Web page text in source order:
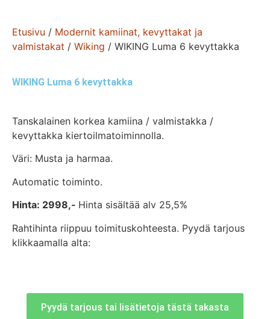
Etusivu / Modernit kamiinat, kevyttakat ja
valmistakat / Wiking / WIKING Luma 6 kevyttakka
WIKING Luma 6 kevyttakka
Tanskalainen korkea kamiina / valmistakka /
kevyttakka kiertoilmatoiminnolla.
Väri: Musta ja harmaa.
Automatic toiminto.
Hinta: 2998,- Hinta sisältää alv 25,5%
Rahtihinta riippuu toimituskohteesta. Pyydä tarjous
klikkaamalla alta:
Pyydä tarjous tai lisätietoja tästä takasta